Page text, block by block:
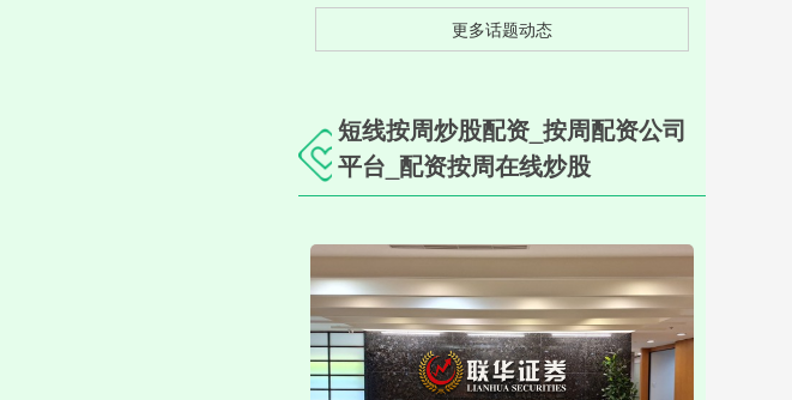
更多话题动态
短线按周炒股配资_按周配资公司
平台_配资按周在线炒股